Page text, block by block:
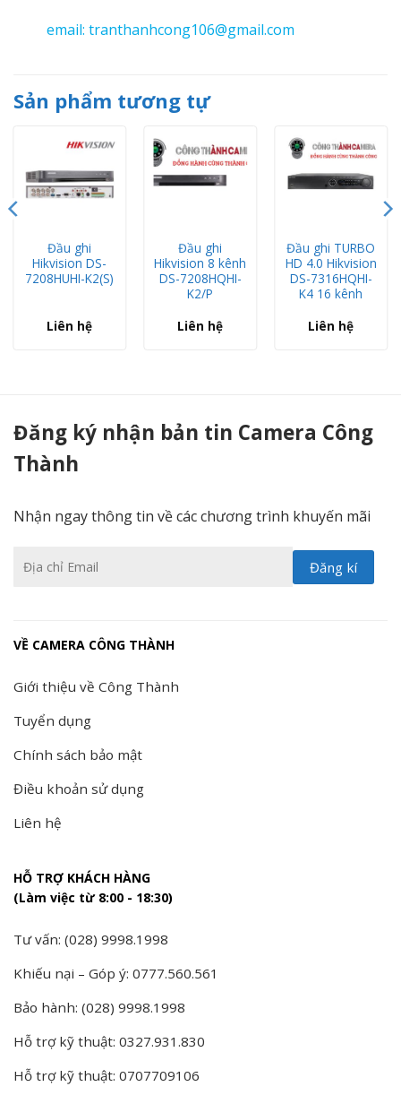
email: tranthanhcong106@gmail.com
Sản phẩm tương tự
Đầu ghi
Hikvision DS-
7208HUHI-K2(S)
Liên hệ
Đầu ghi
Hikvision 8 kênh
DS-7208HQHI-
K2/P
Liên hệ
Đầu ghi TURBO
HD 4.0 Hikvision
DS-7316HQHI-
K4 16 kênh
Liên hệ
Đăng ký nhận bản tin Camera Công
Thành
Nhận ngay thông tin về các chương trình khuyến mãi
VỀ CAMERA CÔNG THÀNH
Giới thiệu về Công Thành
Tuyển dụng
Chính sách bảo mật
Điều khoản sử dụng
Liên hệ
HỖ TRỢ KHÁCH HÀNG
(Làm việc từ 8:00 - 18:30)
Tư vấn: (028) 9998.1998
Khiếu nại – Góp ý: 0777.560.561
Bảo hành: (028) 9998.1998
Hỗ trợ kỹ thuật: 0327.931.830
Hỗ trợ kỹ thuật: 0707709106